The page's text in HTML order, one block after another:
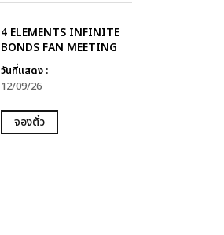
4 ELEMENTS INFINITE
BONDS FAN MEETING
วันที่แสดง :
12/09/26
จองตั๋ว